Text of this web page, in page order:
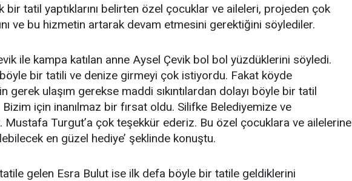
bir tatil yaptıklarını belirten özel çocuklar ve aileleri, projeden çok
ve bu hizmetin artarak devam etmesini gerektiğini söylediler.
ile kampa katılan anne Aysel Çevik bol bol yüzdüklerini söyledi.
bir tatili ve denize girmeyi çok istiyordu. Fakat köyde
gerek ulaşım gerekse maddi sıkıntılardan dolayı böyle bir tatil
Bizim için inanılmaz bir fırsat oldu. Silifke Belediyemize ve
Mustafa Turgut’a çok teşekkür ederiz. Bu özel çocuklara ve ailelerine
en güzel hediye’ şeklinde konuştu.
tatile gelen Esra Bulut ise ilk defa böyle bir tatile geldiklerini